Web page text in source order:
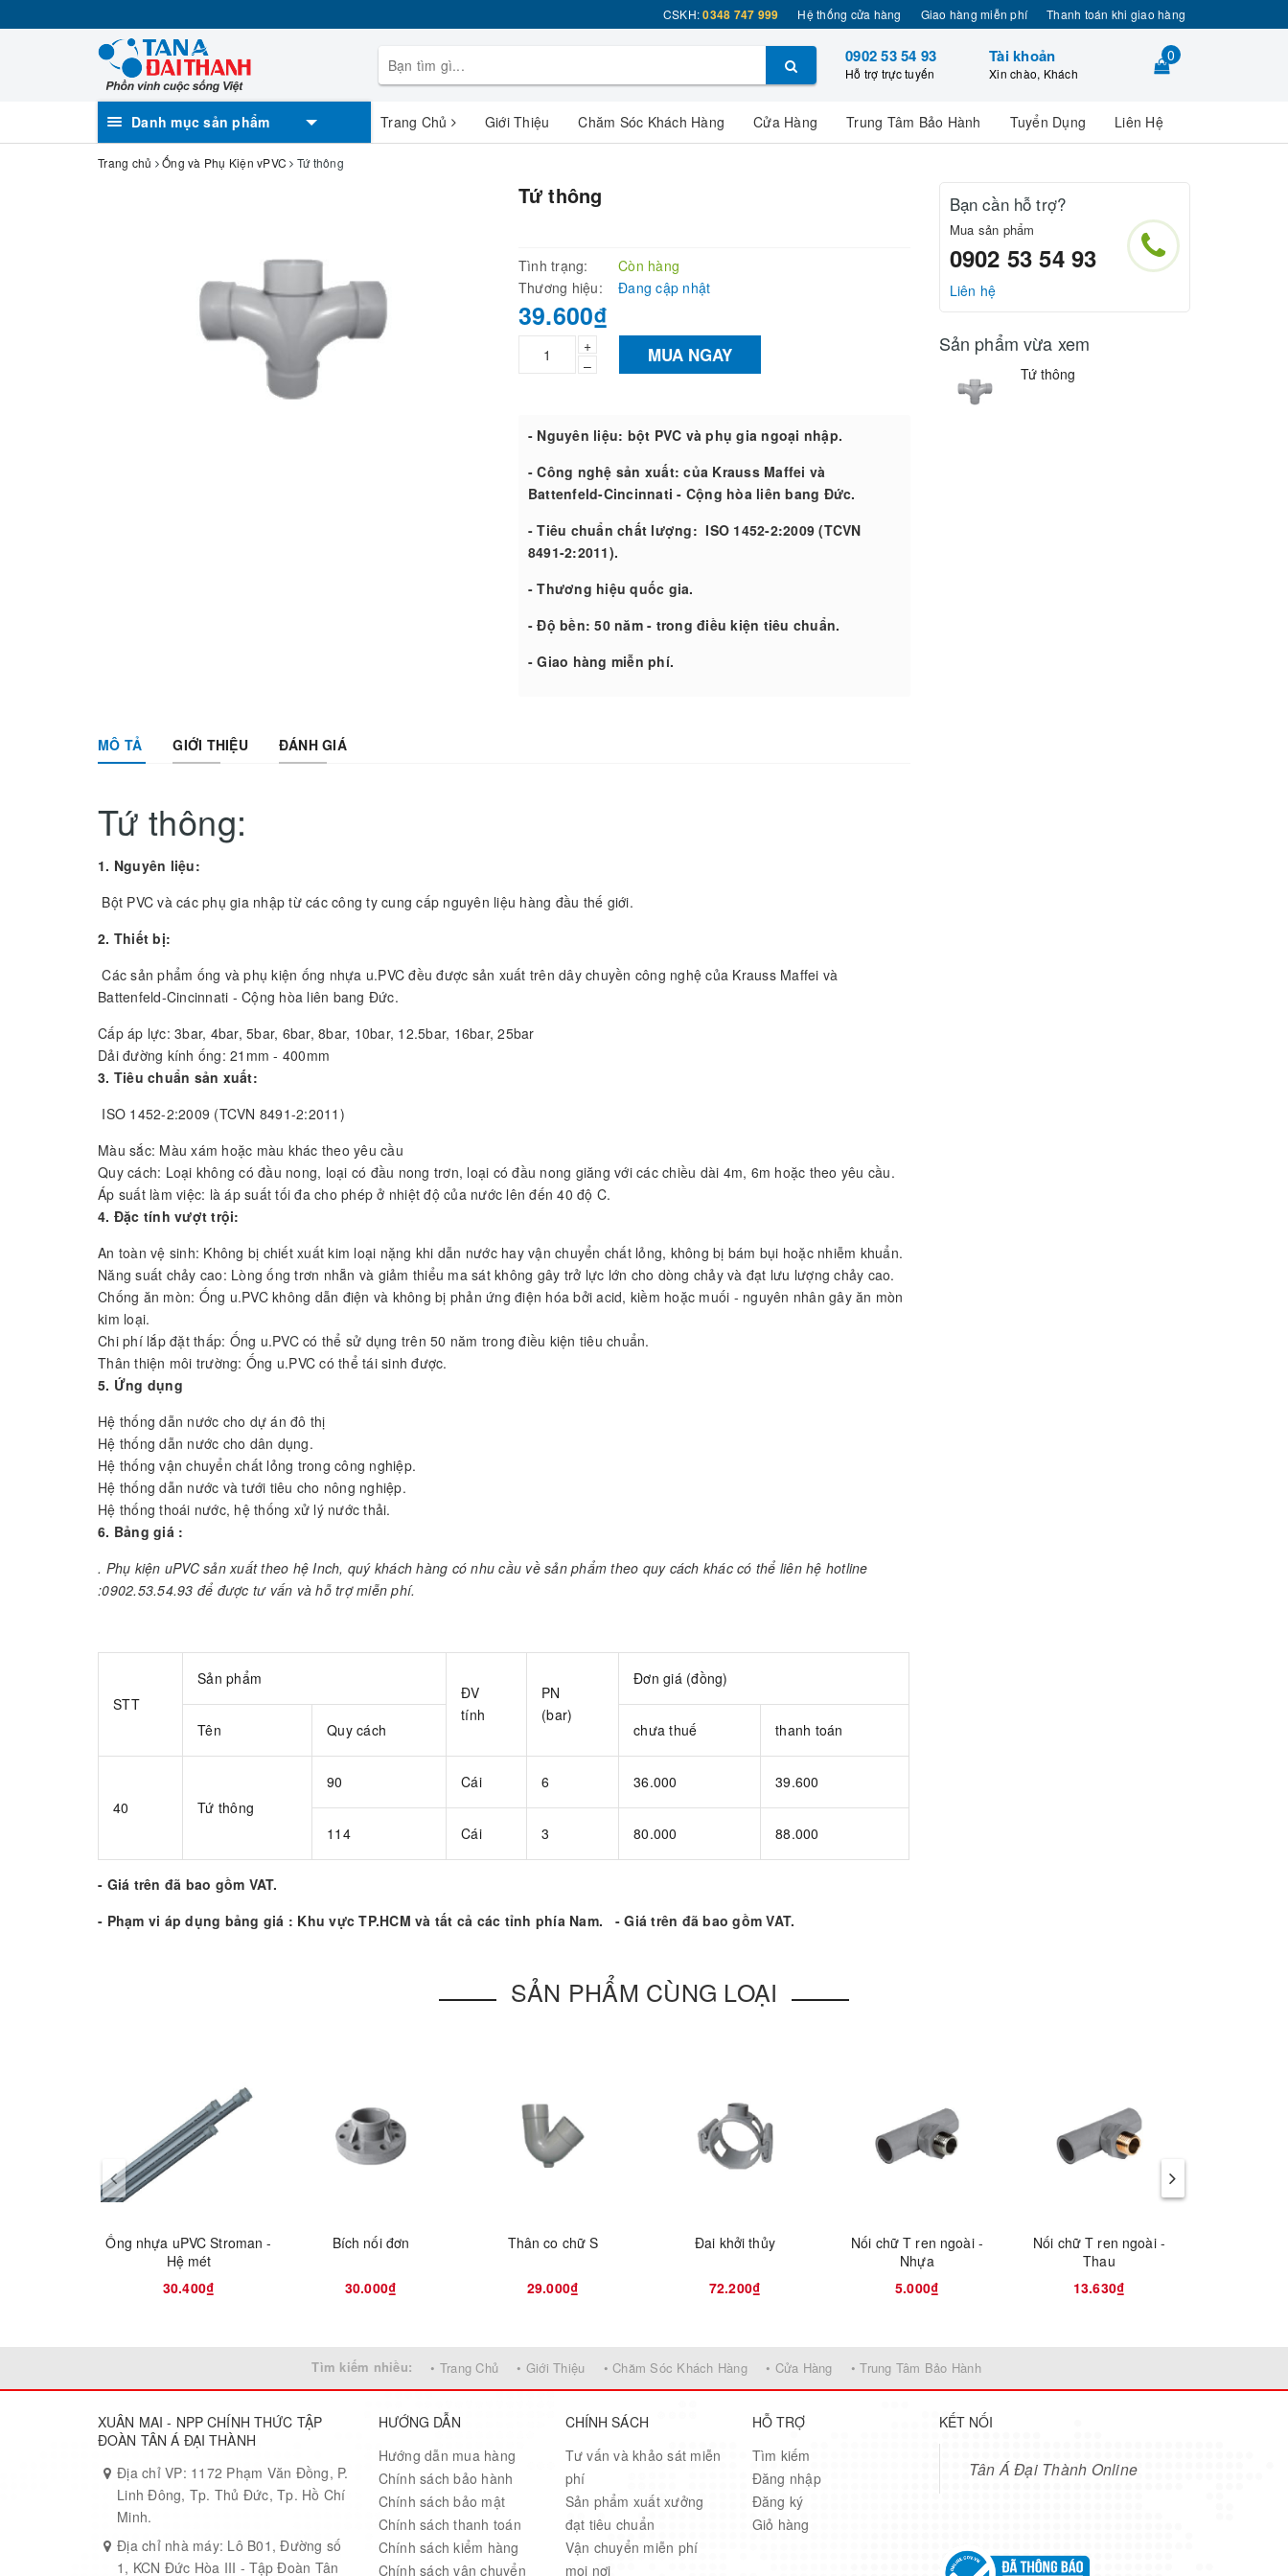
CSKH:0348 747 999 Hệ thống cửa hàng Giao hàng miễn phí Thanh toán khi giao hàng
0902 53 54 93
Hỗ trợ trực tuyến
Tài khoản
Xin chào, Khách
0
Danh mục sản phẩm Trang Chủ Giới Thiệu Chăm Sóc Khách Hàng Cửa Hàng Trung Tâm Bảo Hành Tuyển Dụng Liên Hệ
Trang chủ Ống và Phụ Kiện vPVC Tứ thông
Tứ thông
Tình trạng:
Còn hàng
Thương hiệu:
Đang cập nhật
39.600₫
+
–
MUA NGAY
- Nguyên liệu: bột PVC và phụ gia ngoại nhập.
- Công nghệ sản xuất: của Krauss Maffei và
Battenfeld-Cincinnati - Cộng hòa liên bang Đức.
- Tiêu chuẩn chất lượng: ISO 1452-2:2009 (TCVN
8491-2:2011).
- Thương hiệu quốc gia.
- Độ bền: 50 năm - trong điều kiện tiêu chuẩn.
- Giao hàng miễn phí.
MÔ TẢ GIỚI THIỆU ĐÁNH GIÁ
Tứ thông:
1. Nguyên liệu:
Bột PVC và các phụ gia nhập từ các công ty cung cấp nguyên liệu hàng đầu thế giới.
2. Thiết bị:
Các sản phẩm ống và phụ kiện ống nhựa u.PVC đều được sản xuất trên dây chuyền công nghệ của Krauss Maffei và
Battenfeld-Cincinnati - Cộng hòa liên bang Đức.
Cấp áp lực: 3bar, 4bar, 5bar, 6bar, 8bar, 10bar, 12.5bar, 16bar, 25bar
Dải đường kính ống: 21mm - 400mm
3. Tiêu chuẩn sản xuất:
ISO 1452-2:2009 (TCVN 8491-2:2011)
Màu sắc: Màu xám hoặc màu khác theo yêu cầu
Quy cách: Loại không có đầu nong, loại có đầu nong trơn, loại có đầu nong giăng với các chiều dài 4m, 6m hoặc theo yêu cầu.
Áp suất làm việc: là áp suất tối đa cho phép ở nhiệt độ của nước lên đến 40 độ C.
4. Đặc tính vượt trội:
An toàn vệ sinh: Không bị chiết xuất kim loại nặng khi dẫn nước hay vận chuyển chất lỏng, không bị bám bụi hoặc nhiễm khuẩn.
Năng suất chảy cao: Lòng ống trơn nhẵn và giảm thiểu ma sát không gây trở lực lớn cho dòng chảy và đạt lưu lượng chảy cao.
Chống ăn mòn: Ống u.PVC không dẫn điện và không bị phản ứng điện hóa bởi acid, kiềm hoặc muối - nguyên nhân gây ăn mòn
kim loại.
Chi phí lắp đặt thấp: Ống u.PVC có thể sử dụng trên 50 năm trong điều kiện tiêu chuẩn.
Thân thiện môi trường: Ống u.PVC có thể tái sinh được.
5. Ứng dụng
Hệ thống dẫn nước cho dự án đô thị
Hệ thống dẫn nước cho dân dụng.
Hệ thống vận chuyển chất lỏng trong công nghiệp.
Hệ thống dẫn nước và tưới tiêu cho nông nghiệp.
Hệ thống thoái nước, hệ thống xử lý nước thải.
6. Bảng giá :
. Phụ kiện uPVC sản xuất theo hệ Inch, quý khách hàng có nhu cầu về sản phẩm theo quy cách khác có thể liên hệ hotline
:0902.53.54.93 để được tư vấn và hỗ trợ miễn phí.
STT
Sản phẩm
ĐV
tính
PN
(bar)
Đơn giá (đồng)
Tên Quy cách chưa thuế thanh toán
40 Tứ thông
90 Cái 6 36.000 39.600
114 Cái 3 80.000 88.000
- Giá trên đã bao gồm VAT.
- Phạm vi áp dụng bảng giá : Khu vực TP.HCM và tất cả các tỉnh phía Nam. - Giá trên đã bao gồm VAT.
Bạn cần hỗ trợ?
Mua sản phẩm
0902 53 54 93
Liên hệ
Sản phẩm vừa xem
Tứ thông
SẢN PHẨM CÙNG LOẠI
Ống nhựa uPVC Stroman -
Hệ mét
30.400₫
Bích nối đơn
30.000₫
Thân co chữ S
29.000₫
Đai khởi thủy
72.200₫
Nối chữ T ren ngoài -
Nhựa
5.000₫
Nối chữ T ren ngoài -
Thau
13.630₫
Tìm kiếm nhiều: • Trang Chủ • Giới Thiệu • Chăm Sóc Khách Hàng • Cửa Hàng • Trung Tâm Bảo Hành
XUÂN MAI - NPP CHÍNH THỨC TẬP
ĐOÀN TÂN Á ĐẠI THÀNH
Địa chỉ VP: 1172 Phạm Văn Đồng, P.
Linh Đông, Tp. Thủ Đức, Tp. Hồ Chí
Minh.
Địa chỉ nhà máy: Lô B01, Đường số
1, KCN Đức Hòa III - Tập Đoàn Tân
HƯỚNG DẪN
Hướng dẫn mua hàng
Chính sách bảo hành
Chính sách bảo mật
Chính sách thanh toán
Chính sách kiểm hàng
Chính sách vận chuyển
CHÍNH SÁCH
Tư vấn và khảo sát miễn
phí
Sản phẩm xuất xưởng
đạt tiêu chuẩn
Vận chuyển miễn phí
mọi nơi
HỖ TRỢ
Tìm kiếm
Đăng nhập
Đăng ký
Giỏ hàng
KẾT NỐI
Tân Á Đại Thành Online